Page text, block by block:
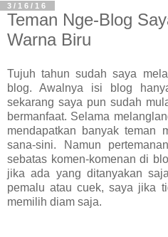
3/16/16
Teman Nge-Blog
Warna Biru
Tujuh tahun sudah saya
blog. Awalnya isi blog
sekarang saya pun sudah
bermanfaat. Selama
mendapatkan banyak teman
sana-sini. Namun
sebatas komen-komenan di
jika ada yang ditanyakan
pemalu atau cuek, saya jika
memilih diam saja.